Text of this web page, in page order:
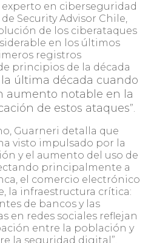
experto en ciberseguridad
Security Advisor Chile,
de los ciberataques
en los últimos
registros
principios de la década
última década cuando
aumento notable en la
de estos ataques”.
Guarneri detalla que
visto impulsado por la
y el aumento del uso de
principalmente a
el comercio electrónico
la infraestructura crítica:
de bancos y las
en redes sociales reflejan
entre la población y
la seguridad digital”.